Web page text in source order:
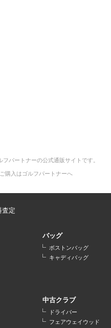
パートナーの公式通販サイトです。
購入はゴルフパートナーへ
査定
バッグ
ボストンバッグ
キャディバッグ
中古クラブ
ドライバー
フェアウェイウッド